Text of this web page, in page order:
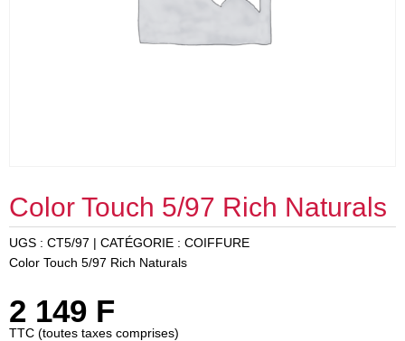
Color Touch 5/97 Rich Naturals
UGS : CT5/97 CATÉGORIE : COIFFURE
Color Touch 5/97 Rich Naturals
2 149 F
TTC (toutes taxes comprises)